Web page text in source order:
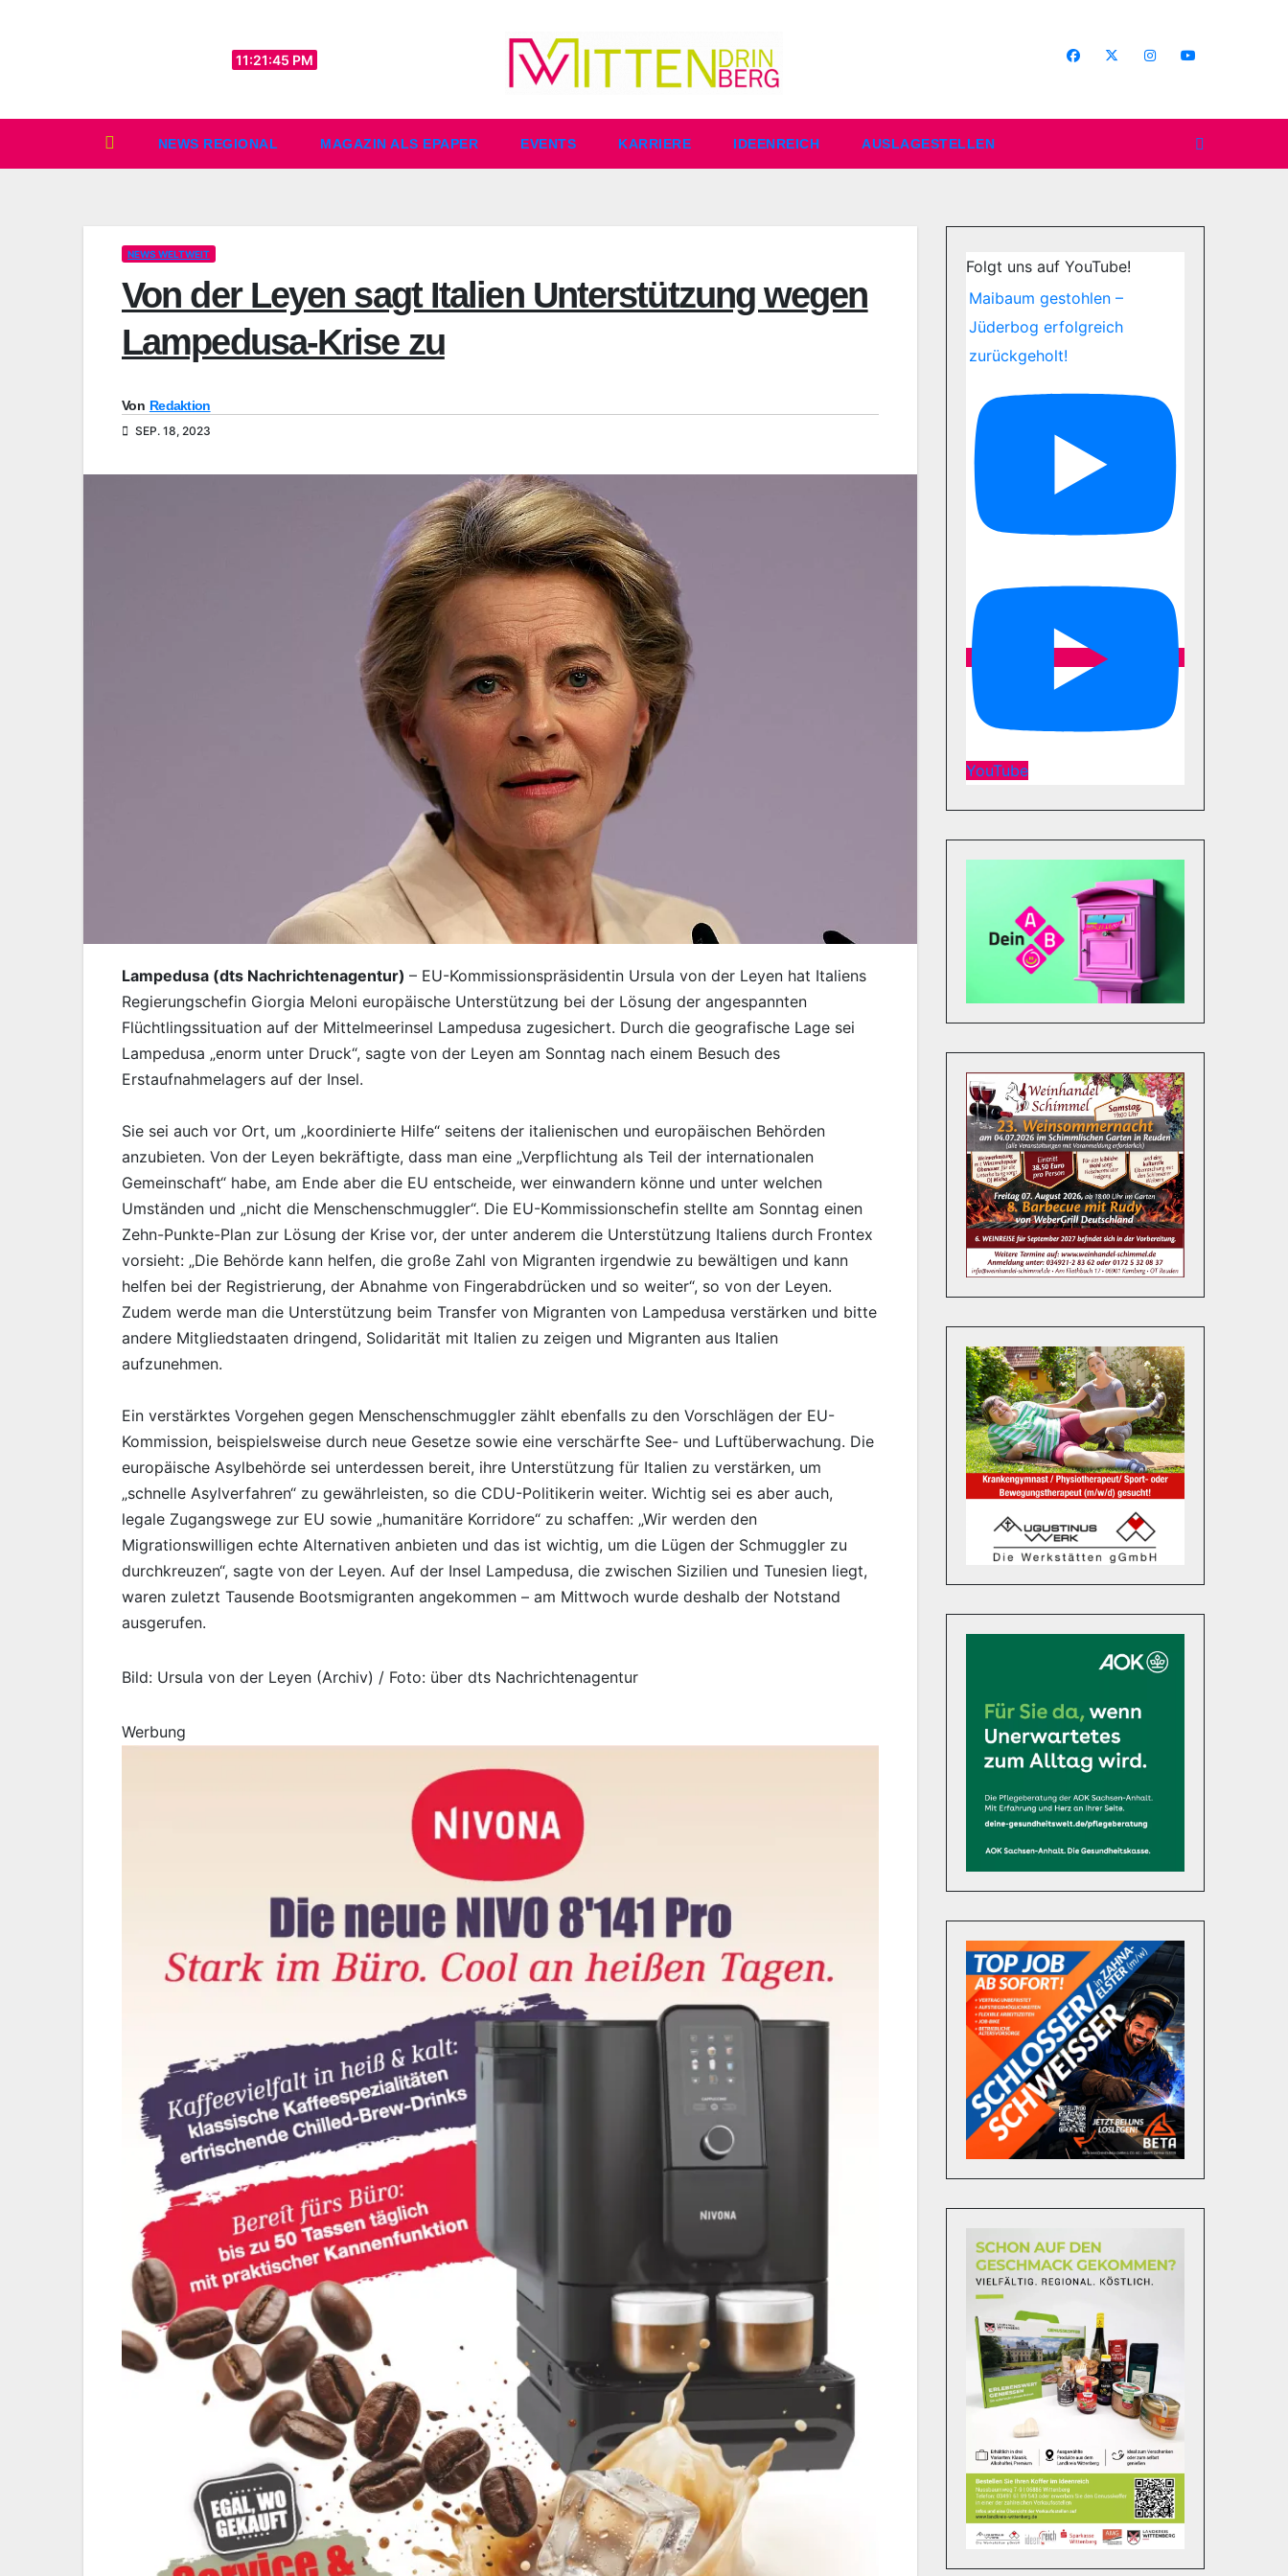
11:21:47 PM
NEWS REGIONAL MAGAZIN ALS EPAPER EVENTS KARRIERE IDEENREICH AUSLAGESTELLEN
NEWS WELTWEIT
Von der Leyen sagt Italien Unterstützung wegen
Lampedusa-Krise zu
Von Redaktion
SEP. 18, 2023
Lampedusa (dts Nachrichtenagentur) – EU-Kommissionspräsidentin Ursula von der Leyen hat Italiens
Regierungschefin Giorgia Meloni europäische Unterstützung bei der Lösung der angespannten
Flüchtlingssituation auf der Mittelmeerinsel Lampedusa zugesichert. Durch die geografische Lage sei
Lampedusa „enorm unter Druck“, sagte von der Leyen am Sonntag nach einem Besuch des
Erstaufnahmelagers auf der Insel.
Sie sei auch vor Ort, um „koordinierte Hilfe“ seitens der italienischen und europäischen Behörden
anzubieten. Von der Leyen bekräftigte, dass man eine „Verpflichtung als Teil der internationalen
Gemeinschaft“ habe, am Ende aber die EU entscheide, wer einwandern könne und unter welchen
Umständen und „nicht die Menschenschmuggler“. Die EU-Kommissionschefin stellte am Sonntag einen
Zehn-Punkte-Plan zur Lösung der Krise vor, der unter anderem die Unterstützung Italiens durch Frontex
vorsieht: „Die Behörde kann helfen, die große Zahl von Migranten irgendwie zu bewältigen und kann
helfen bei der Registrierung, der Abnahme von Fingerabdrücken und so weiter“, so von der Leyen.
Zudem werde man die Unterstützung beim Transfer von Migranten von Lampedusa verstärken und bitte
andere Mitgliedstaaten dringend, Solidarität mit Italien zu zeigen und Migranten aus Italien
aufzunehmen.
Ein verstärktes Vorgehen gegen Menschenschmuggler zählt ebenfalls zu den Vorschlägen der EU-
Kommission, beispielsweise durch neue Gesetze sowie eine verschärfte See- und Luftüberwachung. Die
europäische Asylbehörde sei unterdessen bereit, ihre Unterstützung für Italien zu verstärken, um
„schnelle Asylverfahren“ zu gewährleisten, so die CDU-Politikerin weiter. Wichtig sei es aber auch,
legale Zugangswege zur EU sowie „humanitäre Korridore“ zu schaffen: „Wir werden den
Migrationswilligen echte Alternativen anbieten und das ist wichtig, um die Lügen der Schmuggler zu
durchkreuzen“, sagte von der Leyen. Auf der Insel Lampedusa, die zwischen Sizilien und Tunesien liegt,
waren zuletzt Tausende Bootsmigranten angekommen – am Mittwoch wurde deshalb der Notstand
ausgerufen.
Bild: Ursula von der Leyen (Archiv) / Foto: über dts Nachrichtenagentur
Werbung
Folgt uns auf YouTube!
Maibaum gestohlen –
Jüderbog erfolgreich
zurückgeholt!
YouTube